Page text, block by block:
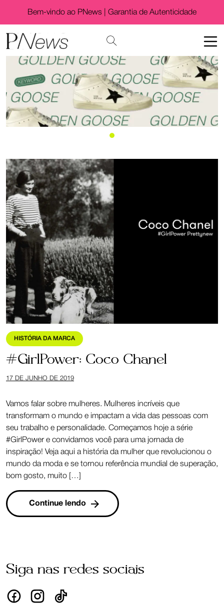
Bem-vindo ao PNews | Garantia de Autenticidade
HISTÓRIA DA MARCA
#GirlPower: Coco Chanel
17 DE JUNHO DE 2019
Vamos falar sobre mulheres. Mulheres incríveis que
transformam o mundo e impactam a vida das pessoas com
seu trabalho e personalidade. Começamos hoje a série
#GirlPower e convidamos você para uma jornada de
inspiração! Veja aqui a história da mulher que revolucionou o
mundo da moda e se tornou referência mundial de superação,
bom gosto, muito […]
Continue lendo
Siga nas redes sociais